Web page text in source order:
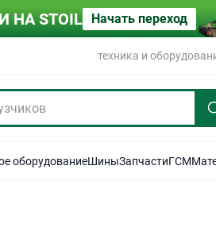
НА STOIL Начать переход
техника и
оборудованиеШиныЗапчастиГСМ